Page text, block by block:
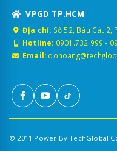
VPGD TP.HCM
Địa chỉ: Số 52, Bàu Cát 2,
Hotline: 0901.732.999 -
Email:
© 2011 Power By TechGlobal